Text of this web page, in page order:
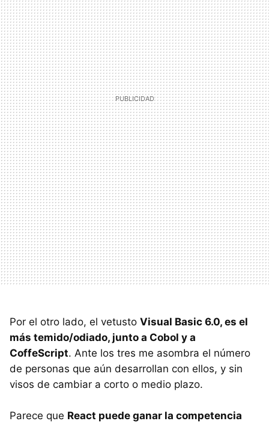
Por el otro lado, el vetusto Visual Basic 6.0, es el
más temido/odiado, junto a Cobol y a
CoffeScript. Ante los tres me asombra el número
de personas que aún desarrollan con ellos, y sin
visos de cambiar a corto o medio plazo.
Parece que React puede ganar la competencia